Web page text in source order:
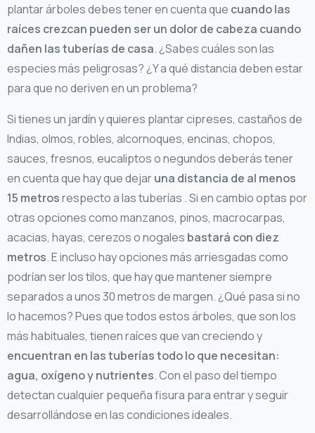
plantar árboles debes tener en cuenta que cuando las
raíces crezcan pueden ser un dolor de cabeza cuando
dañen las tuberías de casa. ¿Sabes cuáles son las
especies más peligrosas? ¿Y a qué distancia deben estar
para que no deriven en un problema?
Si tienes un jardín y quieres plantar cipreses, castaños de
Indias, olmos, robles, alcornoques, encinas, chopos,
sauces, fresnos, eucaliptos o negundos deberás tener
en cuenta que hay que dejaruna distancia de al menos
15 metrosrespecto a las tuberías . Si en cambio optas por
otras opciones como manzanos, pinos, macrocarpas,
acacias, hayas, cerezos o nogales bastará con diez
metros. E incluso hay opciones más arriesgadas como
podrían ser los tilos, que hay que mantener siempre
separados a unos 30 metros de margen. ¿Qué pasa si no
lo hacemos? Pues que todos estos árboles, que son los
más habituales, tienen raíces que van creciendo y
encuentran en las tuberías todo lo que necesitan:
agua, oxígeno y nutrientes. Con el paso del tiempo
detectan cualquier pequeña fisura para entrar y seguir
desarrollándose en las condiciones ideales.